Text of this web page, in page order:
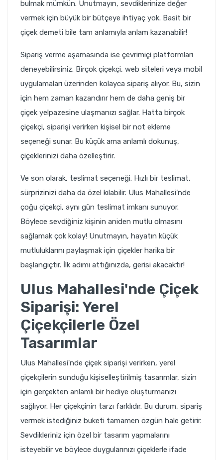
bulmak mümkün. Unutmayın, sevdiklerinize değer
vermek için büyük bir bütçeye ihtiyaç yok. Basit bir
çiçek demeti bile tam anlamıyla anlam kazanabilir!
Sipariş verme aşamasında ise çevrimiçi platformları
deneyebilirsiniz. Birçok çiçekçi, web siteleri veya mobil
uygulamaları üzerinden kolayca sipariş alıyor. Bu, sizin
için hem zaman kazandırır hem de daha geniş bir
çiçek yelpazesine ulaşmanızı sağlar. Hatta birçok
çiçekçi, siparişi verirken kişisel bir not ekleme
seçeneği sunar. Bu küçük ama anlamlı dokunuş,
çiçeklerinizi daha özelleştirir.
Ve son olarak, teslimat seçeneği. Hızlı bir teslimat,
sürprizinizi daha da özel kılabilir. Ulus Mahallesi’nde
çoğu çiçekçi, aynı gün teslimat imkanı sunuyor.
Böylece sevdiğiniz kişinin aniden mutlu olmasını
sağlamak çok kolay! Unutmayın, hayatın küçük
mutluluklarını paylaşmak için çiçekler harika bir
başlangıçtır. İlk adımı attığınızda, gerisi akacaktır!
Ulus Mahallesi'nde Çiçek
Siparişi: Yerel
Çiçekçilerle Özel
Tasarımlar
Ulus Mahallesi'nde çiçek siparişi verirken, yerel
çiçekçilerin sunduğu kişiselleştirilmiş tasarımlar, sizin
için gerçekten anlamlı bir hediye oluşturmanızı
sağlıyor. Her çiçekçinin tarzı farklıdır. Bu durum, sipariş
vermek istediğiniz buketi tamamen özgün hale getirir.
Sevdikleriniz için özel bir tasarım yapmalarını
isteyebilir ve böylece duygularınızı çiçeklerle ifade